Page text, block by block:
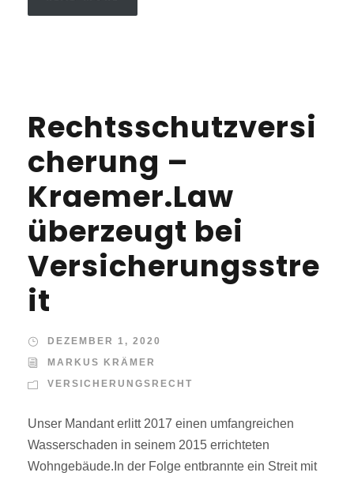
Rechtsschutzversi
cherung –
Kraemer.Law
überzeugt bei
Versicherungsstre
it
DEZEMBER 1, 2020
MARKUS KRÄMER
VERSICHERUNGSRECHT
Unser Mandant erlitt 2017 einen umfangreichen
Wasserschaden in seinem 2015 errichteten
Wohngebäude.In der Folge entbrannte ein Streit mit